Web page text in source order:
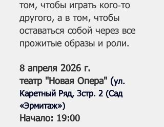
том, чтобы играть кого‑то
другого, а в том, чтобы
оставаться собой через все
прожитые образы и роли.
8 апреля 2026 г.
театр "Новая Опера" (ул.
Каретный Ряд, 3стр. 2 (Сад
«Эрмитаж»)
Начало: 19:00